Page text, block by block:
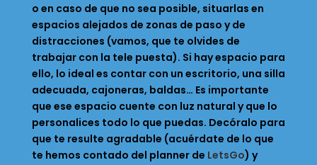
o en caso de que no sea posible, situarlas en
espacios alejados de zonas de paso y de
distracciones (vamos, que te olvides de
trabajar con la tele puesta). Si hay espacio para
ello, lo ideal es contar con un escritorio, una silla
adecuada, cajoneras, baldas… Es importante
que ese espacio cuente con luz natural y que lo
personalices todo lo que puedas. Decóralo para
que te resulte agradable (acuérdate de lo que
te hemos contado del planner de LetsGo) y